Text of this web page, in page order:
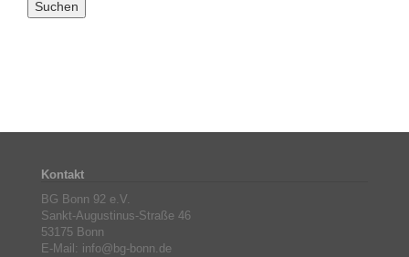
Kontakt
BG Bonn 92 e.V.
Sankt-Augustinus-Straße 46
53175 Bonn
E-Mail: info@bg-bonn.de